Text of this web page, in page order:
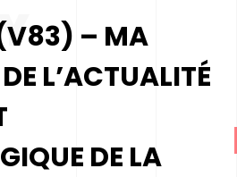
(V83) – MA
L’ACTUALITÉ
DE LA